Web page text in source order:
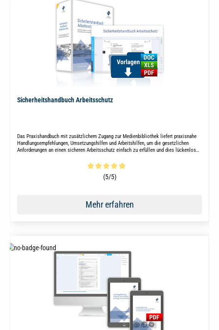
Sicherheitshandbuch Arbeitsschutz
Das Praxishandbuch mit zusätzlichem Zugang zur Medienbibliothek liefert praxisnahe
Handlungsempfehlungen, Umsetzungshilfen und Arbeitshilfen, um die gesetzlichen
Anforderungen an einen sicheren Arbeitsschutz einfach zu erfüllen und dies lückenlos
Durchschnittliche Bewertung von 5 von 5 Sternen
(5/5)
Mehr erfahren